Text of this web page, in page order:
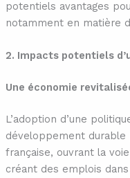
potentiels avantages
notamment en matière
2. Impacts potentiels
Une économie
L’adoption d’une
développement durable
française, ouvrant la
créant des emplois